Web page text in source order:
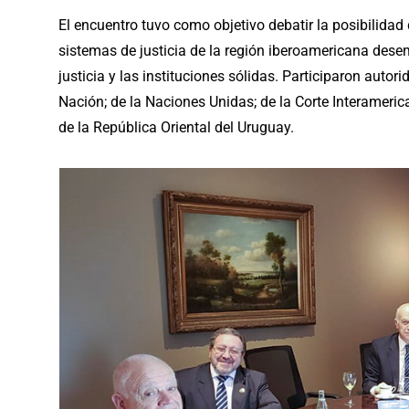
El encuentro tuvo como objetivo debatir la
sistemas de justicia de la región iberoamericana
justicia y las instituciones sólidas. Participaron
Nación; de la Naciones Unidas; de la Corte
de la República Oriental del Uruguay.